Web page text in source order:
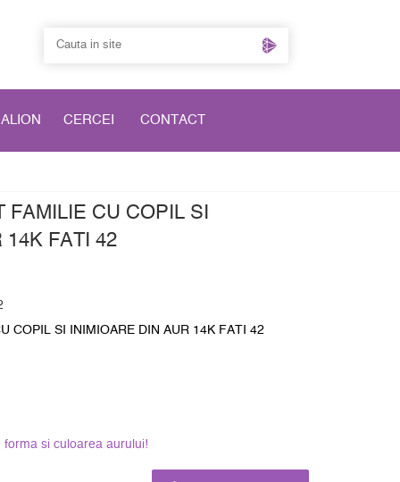
CERCEI CONTACT
CU COPIL SI
14K FATI 42
COPIL SI INIMIOARE DIN AUR 14K FATI 42
si culoarea aurului!